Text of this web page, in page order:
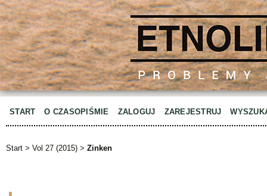
START O CZASOPIŚMIE ZALOGUJ ZAREJESTRUJ
Start > Vol 27 (2015) > Zinken